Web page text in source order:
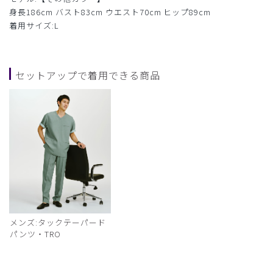
身長186cm バスト83cm ウエスト70cm ヒップ89cm
着用サイズ:L
セットアップで着用できる商品
メンズ:タックテーパード
パンツ・TRO